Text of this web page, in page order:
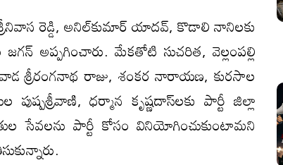
రెడ్డి, అనిల్‌కుమార్‌ యాదవ్, కొడాలి నానిలకు
అప్పగించారు. మేకతోటి సుచరిత, వెల్లంపల్లి
శ్రీరంగనాథ రాజు, శంకర నారాయణ, కురసాల
పుష్పశ్రీవాణి, ధర్మాన కృష్ణదాస్‌లకు పార్టీ జిల్లా
సేవలను పార్టీ కోసం వినియోగించుకుంటామని